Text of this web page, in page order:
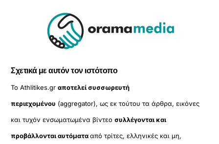
Σχετικά με αυτόν τον ιστότοπο
Το Athlitikes.grαποτελεί συσσωρευτή
περιεχομένου (aggregator), ως εκ τούτου τα άρθρα, εικόνες
και τυχόν ενσωματωμένα βίντεοσυλλέγονται και
προβάλλονται αυτόματααπό τρίτες, ελληνικές και μη,